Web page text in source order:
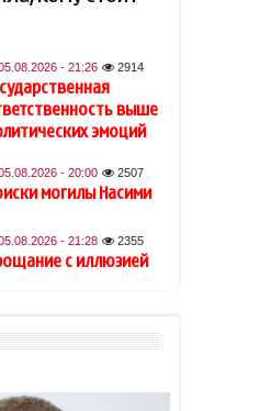
в насилии
признаки
древних
на Венере
хуситов погибли
45 военных ВС
волосы в
цвет в честь
изъяли 18 кг
- 21:26 2914
выше
эмоций
- 20:00 2507
могилы Насими
- 21:28 2355
с иллюзией